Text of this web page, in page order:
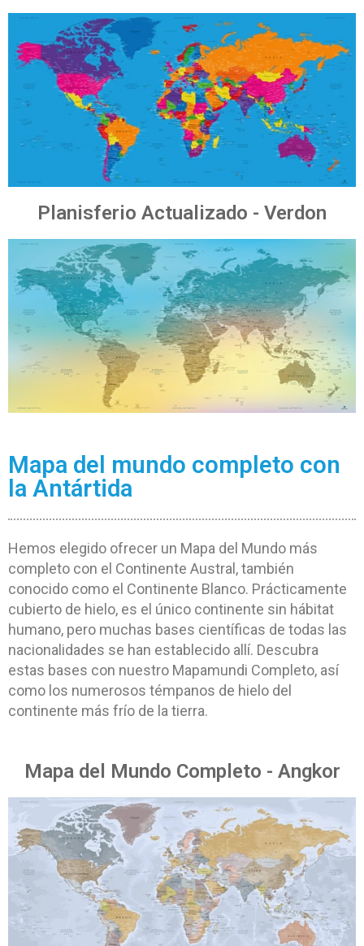
Planisferio Actualizado - Verdon
Mapa del mundo completo con
la Antártida
Hemos elegido ofrecer un Mapa del Mundo más
completo con el Continente Austral, también
conocido como el Continente Blanco. Prácticamente
cubierto de hielo, es el único continente sin hábitat
humano, pero muchas bases científicas de todas las
nacionalidades se han establecido allí. Descubra
estas bases con nuestro Mapamundi Completo, así
como los numerosos témpanos de hielo del
continente más frío de la tierra.
Mapa del Mundo Completo - Angkor